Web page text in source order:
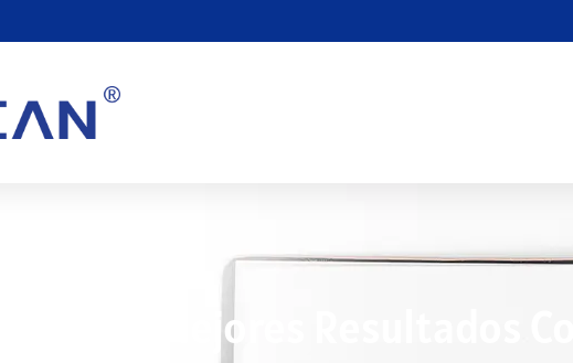
Los Mejores Resultados Con